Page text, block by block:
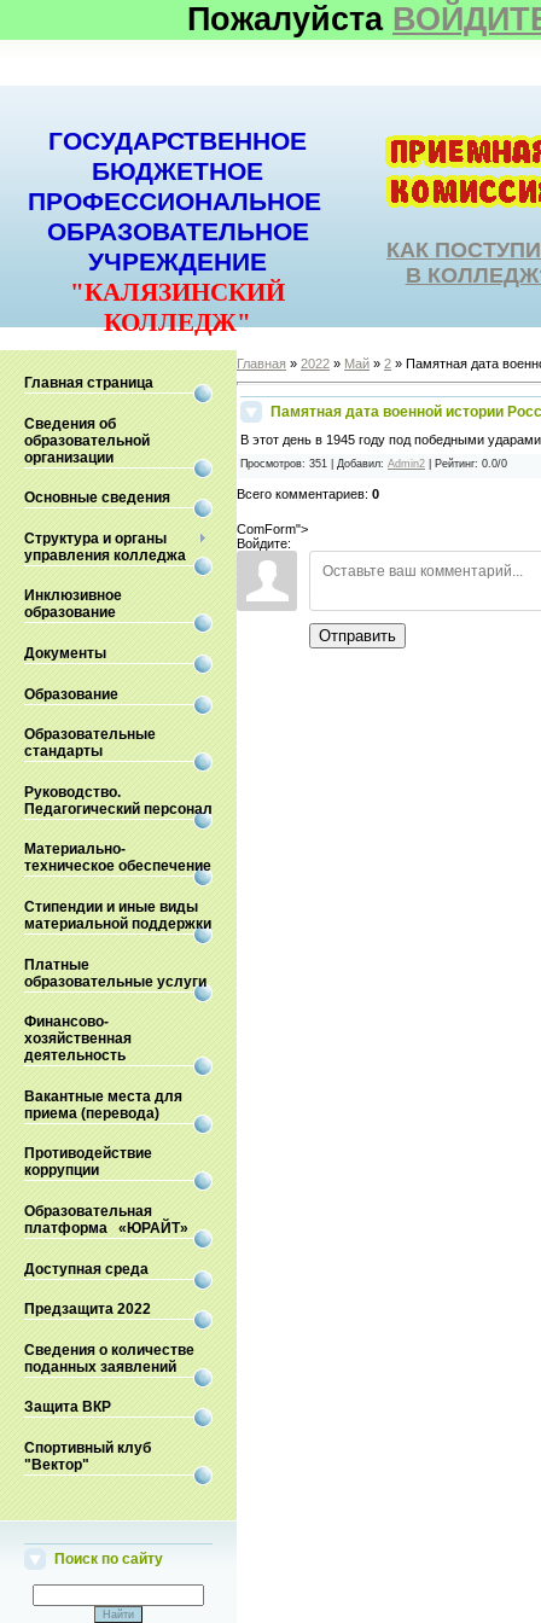
Пожалуйста
ГОСУДАРСТВЕННОЕ
БЮДЖЕТНОЕ
ПРОФЕССИОНАЛЬНОЕ
ОБРАЗОВАТЕЛЬНОЕ
УЧРЕЖДЕНИЕ
"КАЛЯЗИНСКИЙ
КОЛЛЕДЖ"
КАК
В
Главная страница
Сведения об
образовательной
организации
Основные сведения
Структура и органы
управления колледжа
Инклюзивное
образование
Документы
Образование
Образовательные
стандарты
Руководство.
Педагогический персонал
Материально-
техническое обеспечение
Стипендии и иные виды
материальной поддержки
Платные
образовательные услуги
Финансово-
хозяйственная
деятельность
Вакантные места для
приема (перевода)
Противодействие
коррупции
Образовательная
платформа «ЮРАЙТ»
Доступная среда
Предзащита 2022
Сведения о количестве
поданных заявлений
Защита ВКР
Спортивный клуб
"Вектор"
Поиск по сайту
Главная » 2022 » Май » 2 » Памятная дата
Памятная дата военной истории
В этот день в 1945 году под победными
Просмотров: 351 Добавил: Admin2 Рейтинг: 0.0/0
Всего комментариев: 0
ComForm">
Войдите:
Отправить